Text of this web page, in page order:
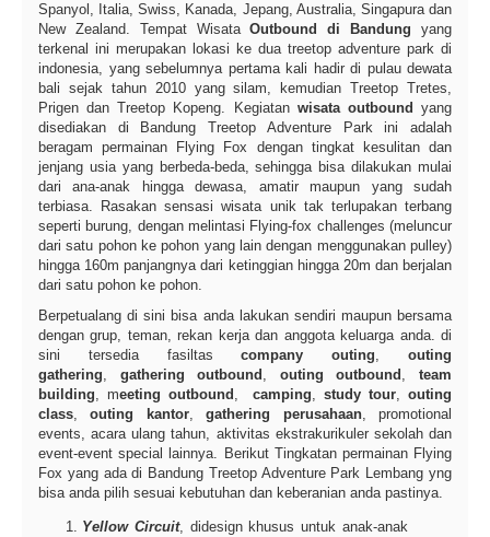
Spanyol, Italia, Swiss, Kanada, Jepang, Australia, Singapura dan
New Zealand. Tempat WisataOutbound di Bandung yang
terkenal ini merupakan lokasi ke dua treetop adventure park di
indonesia, yang sebelumnya pertama kali hadir di pulau dewata
bali sejak tahun 2010 yang silam, kemudian Treetop Tretes,
Prigen dan Treetop Kopeng. Kegiatan wisata outbound yang
disediakan di Bandung Treetop Adventure Park ini adalah
beragam permainan Flying Fox dengan tingkat kesulitan dan
jenjang usia yang berbeda-beda, sehingga bisa dilakukan mulai
dari ana-anak hingga dewasa, amatir maupun yang sudah
terbiasa. Rasakan sensasi wisata unik tak terlupakan terbang
seperti burung, dengan melintasi Flying-fox challenges (meluncur
dari satu pohon ke pohon yang lain dengan menggunakan pulley)
hingga 160m panjangnya dari ketinggian hingga 20m dan berjalan
dari satu pohon ke pohon.
Berpetualang di sini bisa anda lakukan sendiri maupun bersama
dengan grup, teman, rekan kerja dan anggota keluarga anda. di
sini tersedia fasiltascompany outing,outing
gathering, gathering outbound , outing outbound ,team
building, meeting outbound ,camping,study tour,outing
class,outing kantor,gathering perusahaan, promotional
events, acara ulang tahun, aktivitas ekstrakurikuler sekolah dan
event-event special lainnya. Berikut Tingkatan permainan Flying
Fox yang ada di Bandung Treetop Adventure Park Lembang yng
bisa anda pilih sesuai kebutuhan dan keberanian anda pastinya.
Yellow Circuit, didesign khusus untuk anak-anak